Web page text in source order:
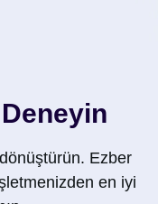
Ezber
en iyi